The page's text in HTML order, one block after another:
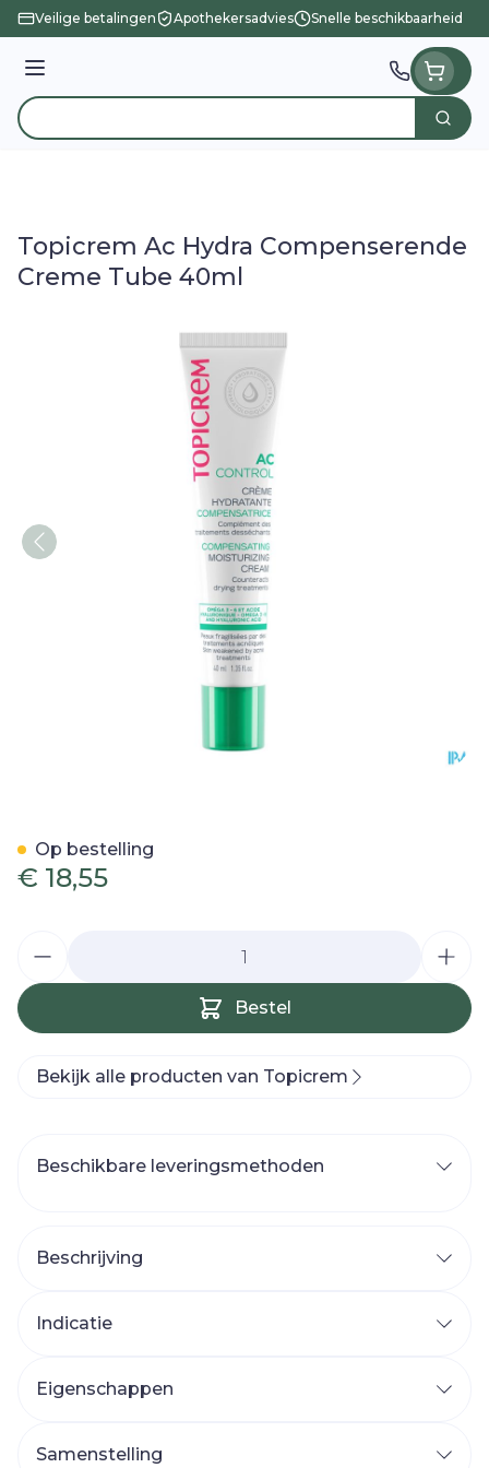
Ga naar de inhoud
Veilige betalingen Apothekersadvies Snelle beschikbaarheid
Menu
Product, merk, categorie... Zoek
Topicrem Ac Hydra Compenserende
Creme Tube 40ml
€ 18,55
Bestel
Op bestelling
Bekijk alle producten van Topicrem
Beschikbare leveringsmethoden
Beschrijving
Indicatie
Eigenschappen
Samenstelling